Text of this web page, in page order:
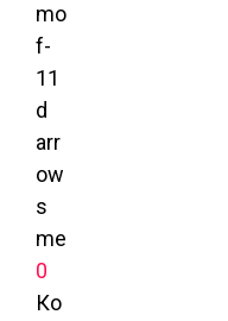
0
Ко